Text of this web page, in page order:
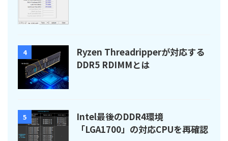
4
Ryzen Threadripperが対応する
DDR5 RDIMMとは
5
Intel最後のDDR4環境
「LGA1700」の対応CPUを再確認